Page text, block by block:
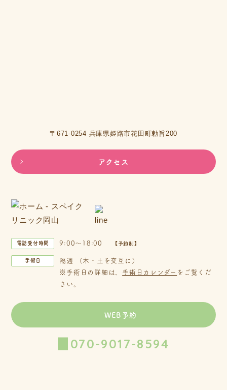
〒671-0254 兵庫県姫路市花田町勅旨200
アクセス
電話受付時間 9:00～18:00 【予約制】
手術日
隔週 （木・土を交互に）
※手術日の詳細は、 手術日カレンダー をご覧くだ
さい。
WEB予約
070-9017-8594